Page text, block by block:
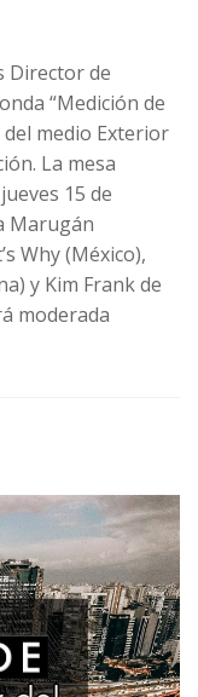
Director de
“Medición de
medio Exterior
La mesa
15 de
Marugán
Why (México),
y Kim Frank de
moderada